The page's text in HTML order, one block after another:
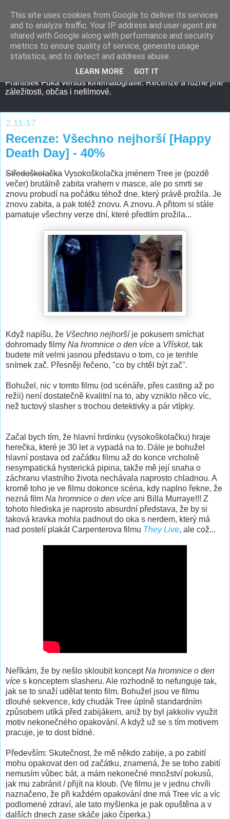
František Fuka versus kinematografie. Recenze a různé jiné
záležitosti, občas i nefilmové.
2.11.17
Recenze: Všechno nejhorší [Happy
Death Day] - 40%
Středoškolačka Vysokoškolačka jménem Tree je (pozdě
večer) brutálně zabita vrahem v masce, ale po smrti se
znovu probudí na počátku téhož dne, který právě prožila. Je
znovu zabita, a pak totéž znovu. A znovu. A přitom si stále
pamatuje všechny verze dní, které předtím prožila...
Když napíšu, že Všechno nejhoršíje pokusem smíchat
dohromady filmy Na hromnice o den více a Vřískot, tak
budete mít velmi jasnou představu o tom, co je tenhle
snímek zač. Přesněji řečeno, "co by chtěl být zač".
Bohužel, nic v tomto filmu (od scénáře, přes casting až po
režii) není dostatečně kvalitní na to, aby vzniklo něco víc,
než tuctový slasher s trochou detektivky a pár vtípky.
Začal bych tím, že hlavní hrdinku (vysokoškolačku) hraje
herečka, které je 30 let a vypadá na to. Dále je bohužel
hlavní postava od začátku filmu až do konce vrcholně
nesympatická hysterická pipina, takže mě její snaha o
záchranu vlastního života nechávala naprosto chladnou. A
kromě toho je ve filmu dokonce scéna, kdy naplno řekne, že
nezná film Na hromnice o den více ani Billa Murraye!!! Z
tohoto hlediska je naprosto absurdní představa, že by si
taková kravka mohla padnout do oka s nerdem, který má
nad postelí plakát Carpenterova filmu They Live, ale což...
Neříkám, že by nešlo skloubit konceptNa hromnice o den
více s konceptem slasheru. Ale rozhodně to nefunguje tak,
jak se to snaží udělat tento film. Bohužel jsou ve filmu
dlouhé sekvence, kdy chudák Tree úplně standardním
způsobem utíká před zabijákem, aniž by byl jakkoliv využit
motiv nekonečného opakování. A když už se s tím motivem
pracuje, je to dost bídné.
Především: Skutečnost, že mě někdo zabije, a po zabití
mohu opakovat den od začátku, znamená, že se toho zabití
nemusím vůbec bát, a mám nekonečné množství pokusů,
jak mu zabránit / přijít na kloub. (Ve filmu je v jednu chvíli
naznačeno, že při každém opakování dne má Tree víc a víc
podlomené zdraví, ale tato myšlenka je pak opuštěna a v
dalších dnech zase skáče jako čiperka.)
This site uses cookies from Google to deliver its services
and to analyze traffic. Your IP address and user-agent are
shared with Google along with performance and security
metrics to ensure quality of service, generate usage
statistics, and to detect and address abuse.
LEARN MORE GOT IT